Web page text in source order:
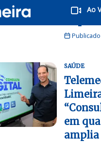
Ao
Publicado
SAÚDE
em
amplia